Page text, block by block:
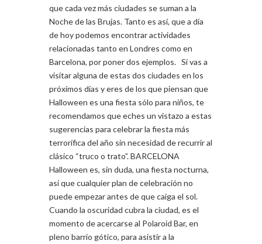
que cada vez más ciudades se suman a la
Noche de las Brujas. Tanto es así, que a día
de hoy podemos encontrar actividades
relacionadas tanto en Londres como en
Barcelona, por poner dos ejemplos. Si vas a
visitar alguna de estas dos ciudades en los
próximos días y eres de los que piensan que
Halloween es una fiesta sólo para niños, te
recomendamos que eches un vistazo a estas
sugerencias para celebrar la fiesta más
terrorífica del año sin necesidad de recurrir al
clásico “truco o trato”. BARCELONA
Halloween es, sin duda, una fiesta nocturna,
así que cualquier plan de celebración no
puede empezar antes de que caiga el sol.
Cuando la oscuridad cubra la ciudad, es el
momento de acercarse al Polaroid Bar, en
pleno barrio gótico, para asistir a la